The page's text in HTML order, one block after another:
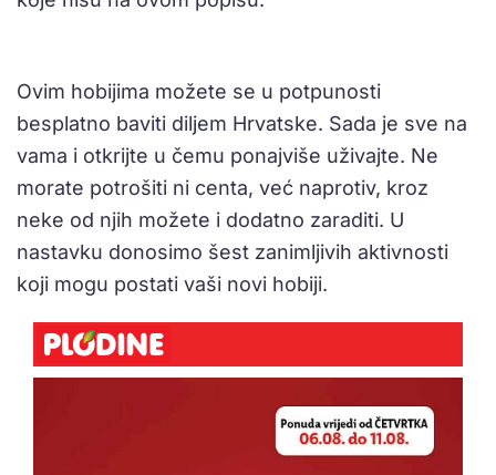
Ovim hobijima možete se u potpunosti
besplatno baviti diljem Hrvatske. Sada je sve na
vama i otkrijte u čemu ponajviše uživajte. Ne
morate potrošiti ni centa, već naprotiv, kroz
neke od njih možete i dodatno zaraditi. U
nastavku donosimo šest zanimljivih aktivnosti
koji mogu postati vaši novi hobiji.